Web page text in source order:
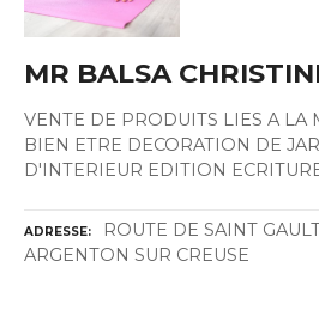
MR BALSA
VENTE DE PRODUITS LIES A LA
BIEN ETRE DECORATION DE
D'INTERIEUR EDITION
ADRESSE
ROUTE DE SAINT
ARGENTON SUR CREUSE